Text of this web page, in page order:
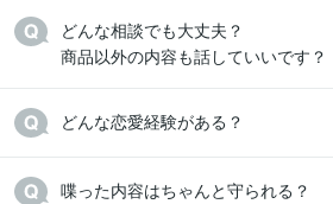
どんな相談でも大丈夫？
商品以外の内容も話していいです？
どんな恋愛経験がある？
喋った内容はちゃんと守られる？